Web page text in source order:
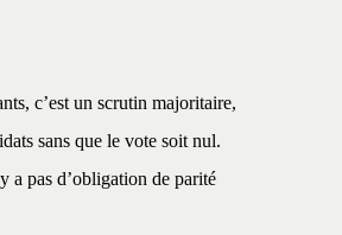
c’est un scrutin majoritaire,
sans que le vote soit nul.
a pas d’obligation de parité